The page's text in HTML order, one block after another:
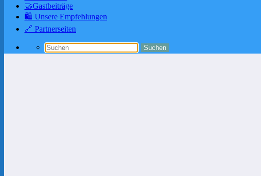
🤝Gastbeiträge
🛍️ Unsere Empfehlungen
🔗 Partnerseiten